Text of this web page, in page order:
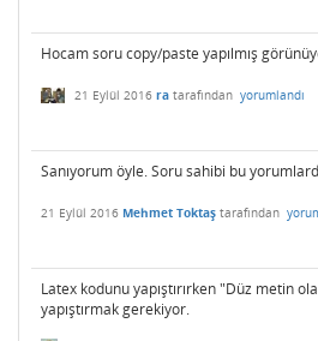
Hocam soru copy/paste yapılmış
21 Eylül 2016 ra tarafından yorumlandı
Sanıyorum öyle. Soru sahibi bu
21 Eylül 2016 Mehmet Toktaş tarafından
Latex kodunu yapıştırırken "Düz metin
yapıştırmak gerekiyor.